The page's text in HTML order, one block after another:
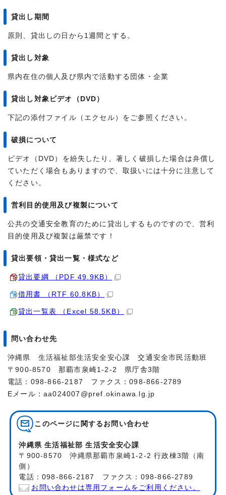
貸出し期間
原則、貸出しの日から1週間とする。
貸出し対象
県内在住の個人及び県内で活動する団体・企業
貸出し対象ビデオ（DVD）
下記の添付ファイル（エクセル）をご参照ください。
破損について
ビデオ（DVD）を紛失したり、著しく破損した場合は弁償し
ていただく場合もありますので、取扱いには十分に注意して
ください。
営利目的使用及び複製について
公共の交通安全教育のために貸出しするものですので、営利
目的使用及び複製は厳禁です！
貸出要領・貸出一覧・様式など
貸出要綱 （PDF 49.9KB）
借用書 （RTF 60.8KB）
貸出一覧表 （Excel 58.5KB）
問い合わせ先
沖縄県 生活福祉部生活安全安心課 交通安全市民活動班
〒900-8570 那覇市泉崎1-2-2 県庁舎3階
電話：098-866-2187 ファクス：098-866-2789
Eメール：aa024007@pref.okinawa.lg.jp
このページに関する お問い合わせ
沖縄県 生活福祉部 生活安全安心課
〒900-8570 沖縄県那覇市泉崎1-2-2 行政棟3階（南
側）
電話：098-866-2187 ファクス：098-866-2789
お問い合わせは専用フォームをご利用ください。